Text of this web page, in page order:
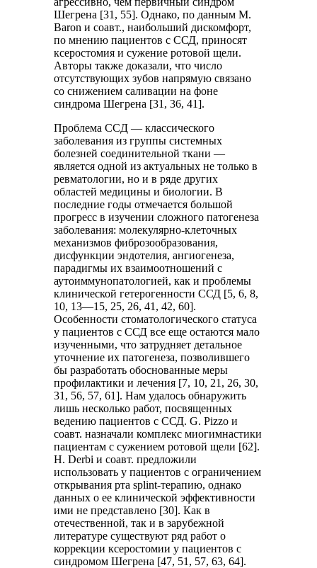
Шегрена [31, 55]. Однако, по данным М.
Baron и соавт., наибольший дискомфорт,
по мнению пациентов с ССД, приносят
ксеростомия и сужение ротовой щели.
Авторы также доказали, что число
отсутствующих зубов напрямую связано
со снижением саливации на фоне
синдрома Шегрена [31, 36, 41].
Проблема CCД — классического
заболевания из группы системных
болезней соединительной ткани —
является одной из актуальных не только в
ревматологии, но и в ряде других
областей медицины и биологии. В
последние годы отмечается большой
прогресс в изучении сложного патогенеза
заболевания: молекулярно-клеточных
механизмов фиброзообразования,
дисфункции эндотелия, ангиогенеза,
парадигмы их взаимоотношений с
аутоиммунопатологией, как и проблемы
клинической гетерогенности ССД [5, 6, 8,
10, 13—15, 25, 26, 41, 42, 60].
Особенности стоматологического статуса
у пациентов с ССД все еще остаются мало
изученными, что затрудняет детальное
уточнение их патогенеза, позволившего
бы разработать обоснованные меры
профилактики и лечения [7, 10, 21, 26, 30,
31, 56, 57, 61]. Нам удалось обнаружить
лишь несколько работ, посвященных
ведению пациентов с ССД. G. Pizzo и
соавт. назначали комплекс миогимнастики
пациентам с сужением ротовой щели [62].
Н. Derbi и соавт. предложили
использовать у пациентов с ограничением
открывания рта splint-терапию, однако
данных о ее клинической эффективности
ими не представлено [30]. Как в
отечественной, так и в зарубежной
литературе существуют ряд работ о
коррекции ксеростомии у пациентов с
синдромом Шегрена [47, 51, 57, 63, 64].